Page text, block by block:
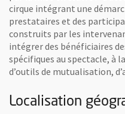
cirque intégrant une
prestataires et des
construits par les
intégrer des bénéficiaires
spécifiques au spectacle, à
d’outils de mutualisation,
Localisation